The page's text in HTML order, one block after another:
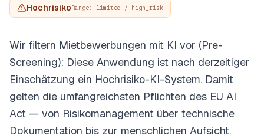
HochrisikoRange: limited / high_risk
Wir filtern Mietbewerbungen mit KI vor (Pre-
Screening): Diese Anwendung ist nach derzeitiger
Einschätzung ein Hochrisiko-KI-System. Damit
gelten die umfangreichsten Pflichten des EU AI
Act — von Risikomanagement über technische
Dokumentation bis zur menschlichen Aufsicht.